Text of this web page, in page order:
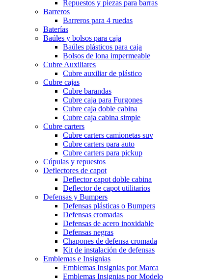
Repuestos y piezas para barras
Barreros
Barreros para 4 ruedas
Baterías
Baúles y bolsos para caja
Baúles plásticos para caja
Bolsos de lona impermeable
Cubre Auxiliares
Cubre auxiliar de plástico
Cubre cajas
Cubre barandas
Cubre caja para Furgones
Cubre caja doble cabina
Cubre caja cabina simple
Cubre carters
Cubre carters camionetas suv
Cubre carters para auto
Cubre carters para pickup
Cúpulas y repuestos
Deflectores de capot
Deflector capot doble cabina
Deflector de capot utilitarios
Defensas y Bumpers
Defensas plásticas o Bumpers
Defensas cromadas
Defensas de acero inoxidable
Defensas negras
Chapones de defensa cromada
Kit de instalación de defensas
Emblemas e Insignias
Emblemas Insignias por Marca
Emblemas Insignias por Modelo